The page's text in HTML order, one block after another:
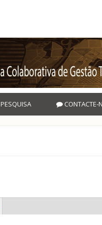
PESQUISA CONTACTE-